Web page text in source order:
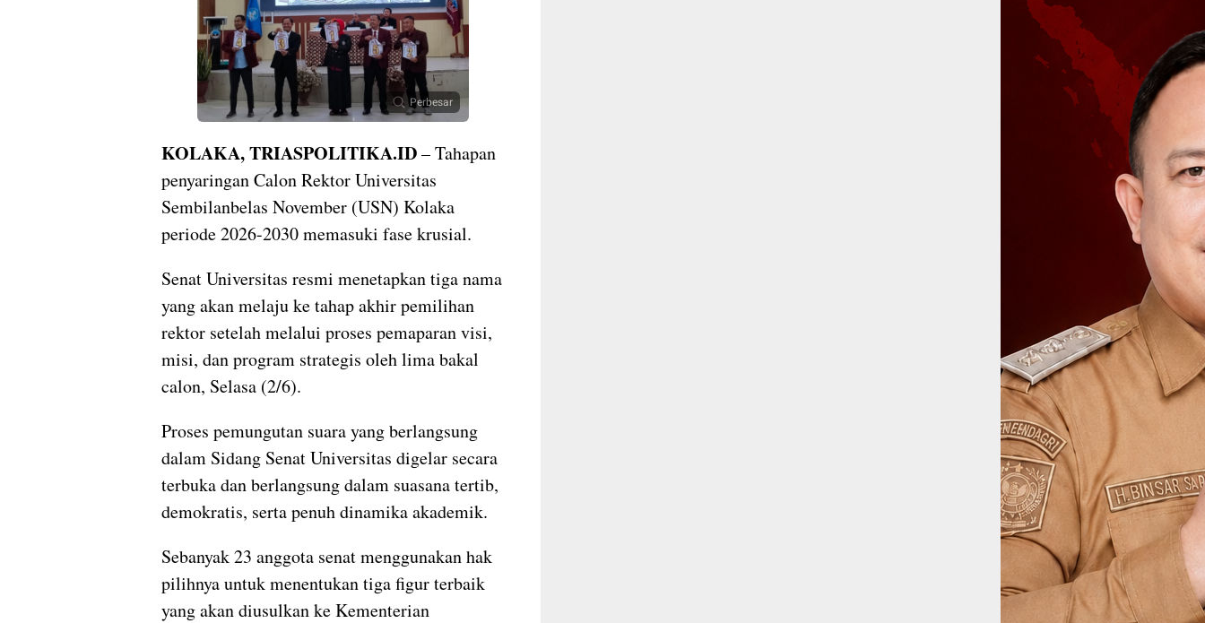
Perbesar
KOLAKA, TRIASPOLITIKA.ID– Tahapan
penyaringan Calon Rektor Universitas
Sembilanbelas November (USN) Kolaka
periode 2026-2030 memasuki fase krusial.
Senat Universitas resmi menetapkan tiga nama
yang akan melaju ke tahap akhir pemilihan
rektor setelah melalui proses pemaparan visi,
misi, dan program strategis oleh lima bakal
calon, Selasa (2/6).
Proses pemungutan suara yang berlangsung
dalam Sidang Senat Universitas digelar secara
terbuka dan berlangsung dalam suasana tertib,
demokratis, serta penuh dinamika akademik.
Sebanyak 23 anggota senat menggunakan hak
pilihnya untuk menentukan tiga figur terbaik
yang akan diusulkan ke Kementerian